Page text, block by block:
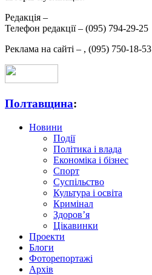
Редакція –
Телефон редакції – (095) 794-29-25
Реклама на сайті – , (095) 750-18-53
Полтавщина:
Новини
Події
Політика і влада
Економіка і бізнес
Спорт
Суспільство
Культура і освіта
Кримінал
Здоров’я
Цікавинки
Проекти
Блоги
Фоторепортажі
Архів